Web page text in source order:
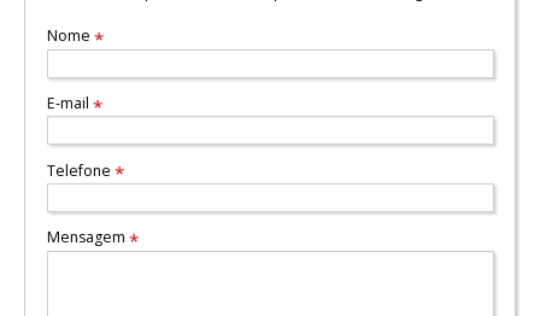
Nome *
E-mail *
Telefone *
Mensagem *